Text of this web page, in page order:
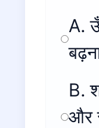
A.
B.
और